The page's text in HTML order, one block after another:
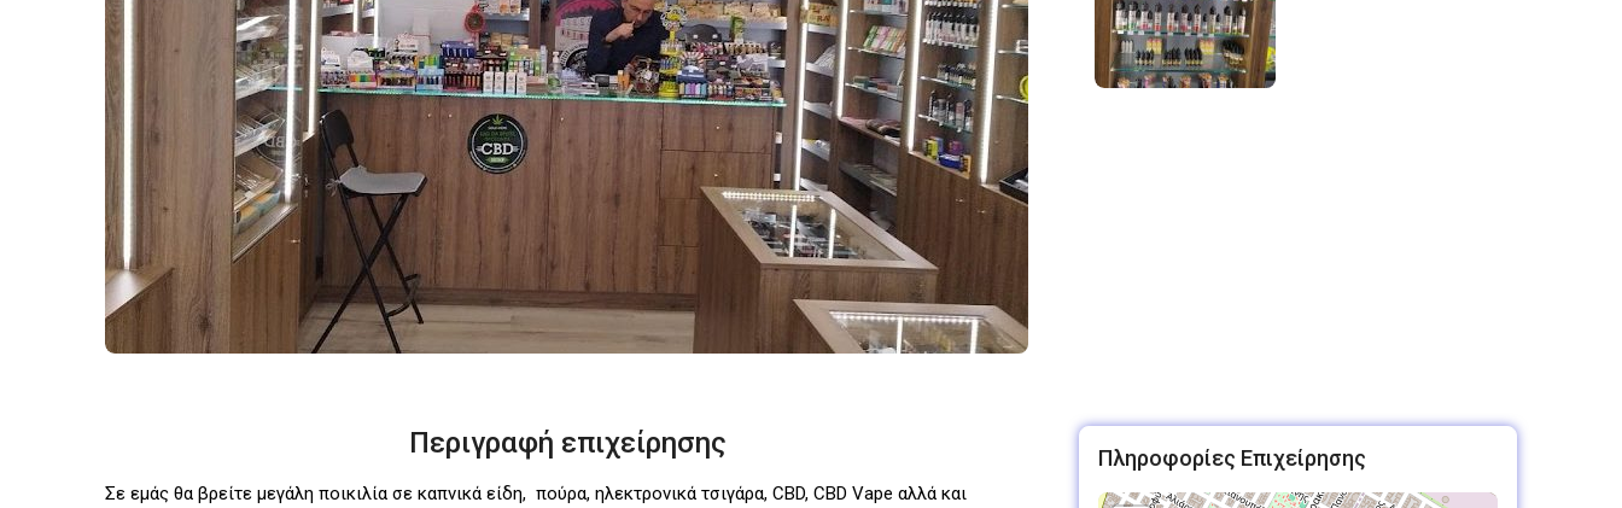
Περιγραφή επιχείρησης
Σε εμάς θα βρείτε μεγάλη ποικιλία σε καπνικά είδη, πούρα, ηλεκτρονικά τσιγάρα, CBD, CBD Vape αλλά και
Πληροφορίες Επιχείρησης